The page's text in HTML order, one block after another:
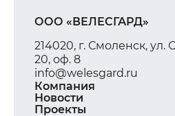
Компания
Новости
Проекты
ООО «ВЕЛЕСГАРД»
214020, г. Смоленск, ул.
20, оф. 8
info@welesgard.ru